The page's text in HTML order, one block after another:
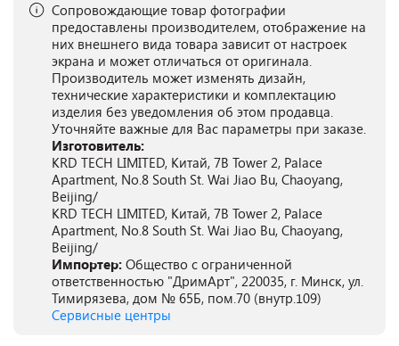
Сопровождающие товар фотографии
предоставлены производителем, отображение на
них внешнего вида товара зависит от настроек
экрана и может отличаться от оригинала.
Производитель может изменять дизайн,
технические характеристики и комплектацию
изделия без уведомления об этом продавца.
Уточняйте важные для Вас параметры при заказе.
Изготовитель:
KRD TECH LIMITED, Китай, 7B Tower 2, Palace
Apartment, No.8 South St. Wai Jiao Bu, Chaoyang,
Beijing/
KRD TECH LIMITED, Китай, 7B Tower 2, Palace
Apartment, No.8 South St. Wai Jiao Bu, Chaoyang,
Beijing/
Импортер: Общество с ограниченной
ответственностью "ДримАрт", 220035, г. Минск, ул.
Тимирязева, дом № 65Б, пом.70 (внутр.109)
Сервисные центры